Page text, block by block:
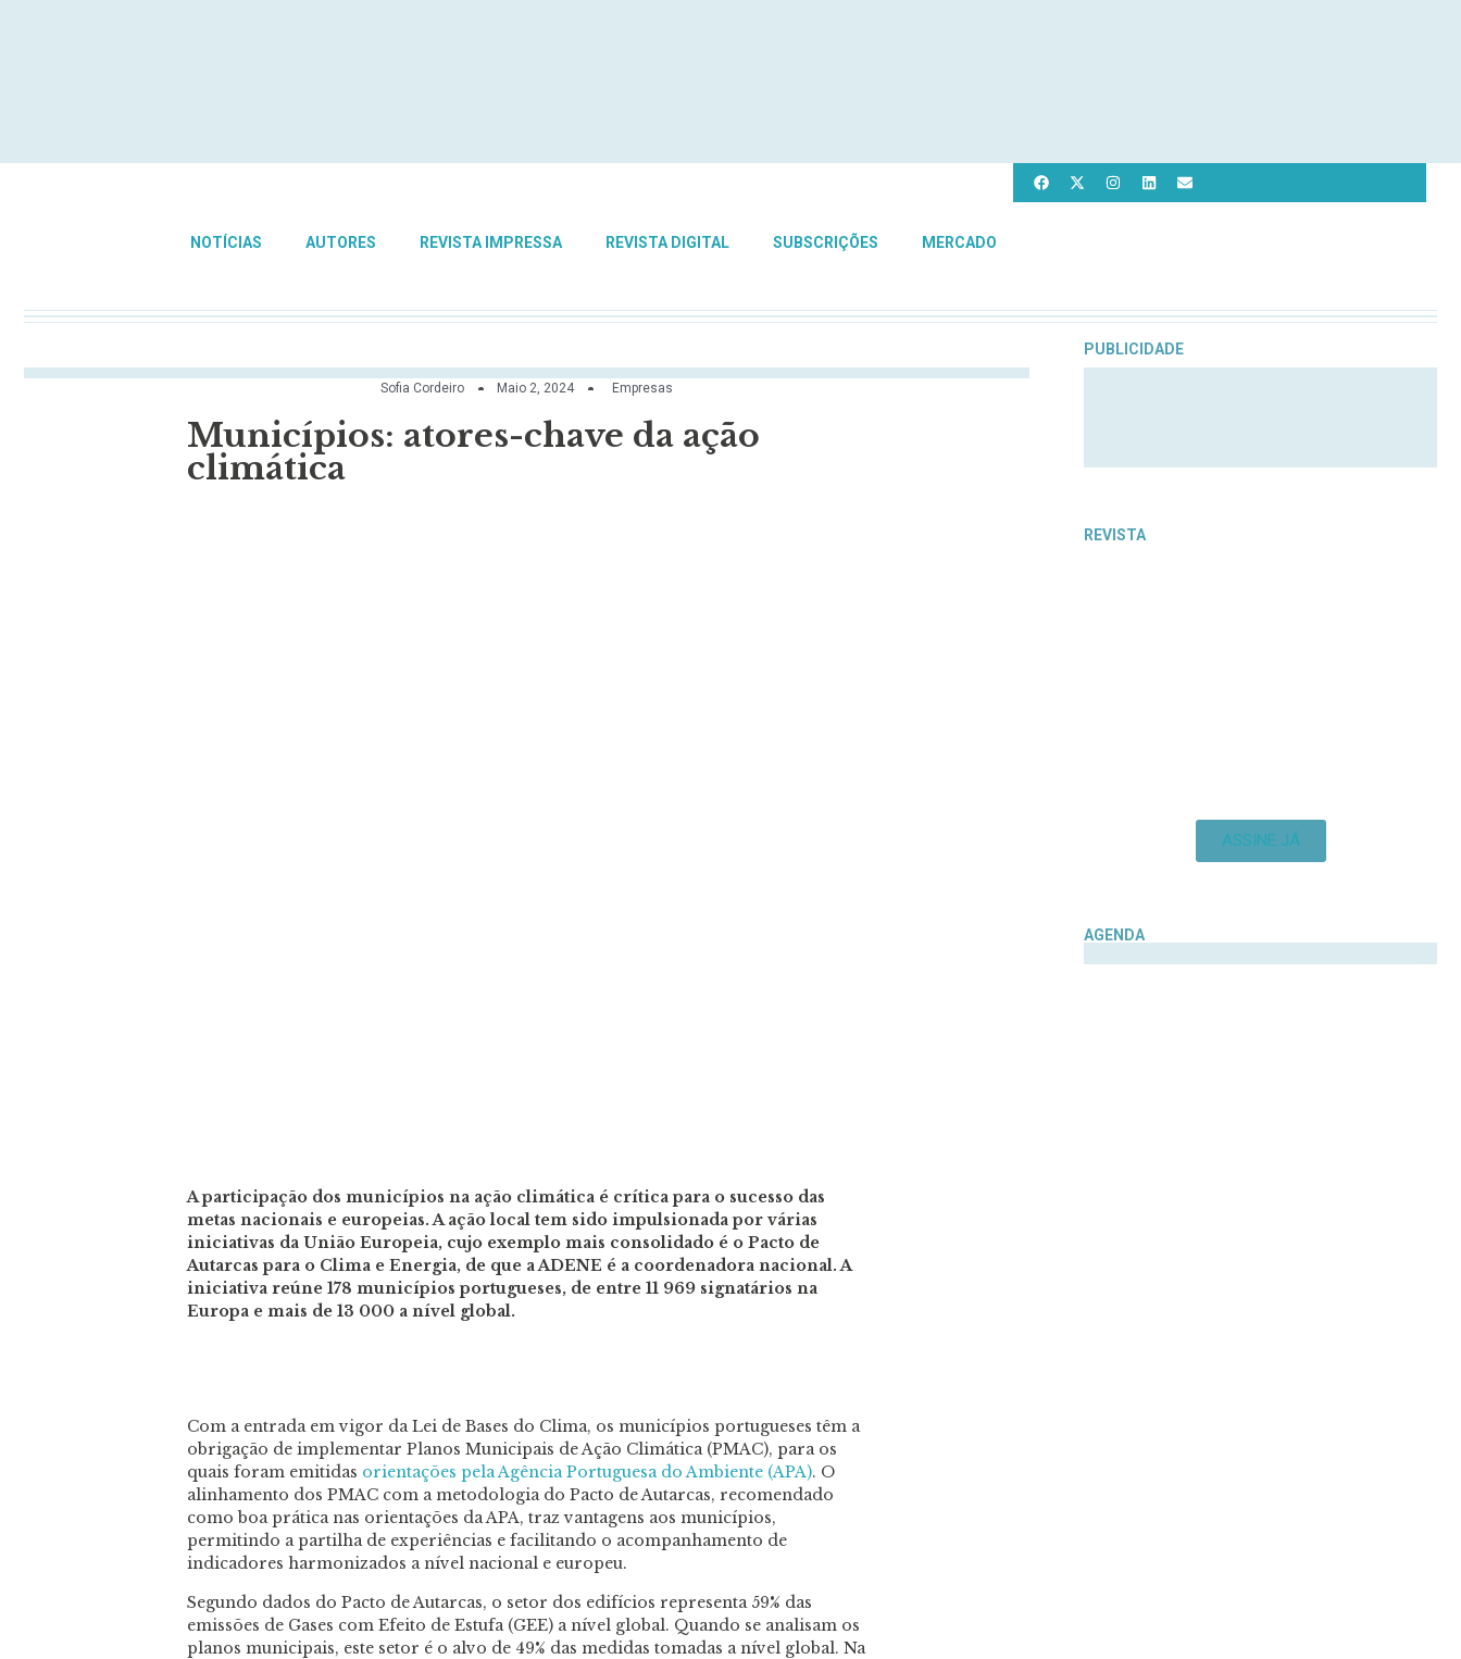
NOTÍCIAS AUTORES REVISTA IMPRESSA REVISTA DIGITAL SUBSCRIÇÕES MERCADO
Sofia Cordeiro Maio 2, 2024 Empresas
Municípios: atores-chave da ação
climática
A participação dos municípios na ação climática é crítica para o sucesso das
metas nacionais e europeias. A ação local tem sido impulsionada por várias
iniciativas da União Europeia, cujo exemplo mais consolidado é o Pacto de
Autarcas para o Clima e Energia, de que a ADENE é a coordenadora nacional. A
iniciativa reúne 178 municípios portugueses, de entre 11 969 signatários na
Europa e mais de 13 000 a nível global.
Com a entrada em vigor da Lei de Bases do Clima, os municípios portugueses têm a
obrigação de implementar Planos Municipais de Ação Climática (PMAC), para os
quais foram emitidas orientações pela Agência Portuguesa do Ambiente (APA). O
alinhamento dos PMAC com a metodologia do Pacto de Autarcas, recomendado
como boa prática nas orientações da APA, traz vantagens aos municípios,
permitindo a partilha de experiências e facilitando o acompanhamento de
indicadores harmonizados a nível nacional e europeu.
Segundo dados do Pacto de Autarcas, o setor dos edifícios representa 59% das
emissões de Gases com Efeito de Estufa (GEE) a nível global. Quando se analisam os
planos municipais, este setor é o alvo de 49% das medidas tomadas a nível global. Na
PUBLICIDADE
REVISTA
ASSINE JÁ
AGENDA